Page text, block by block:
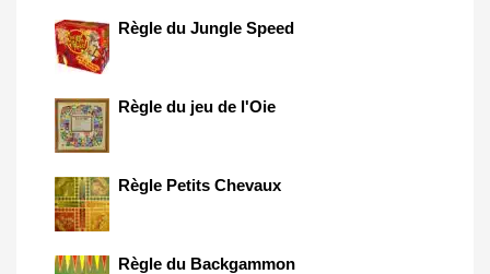
Règle du Jungle Speed
Règle du jeu de l'Oie
Règle Petits Chevaux
Règle du Backgammon